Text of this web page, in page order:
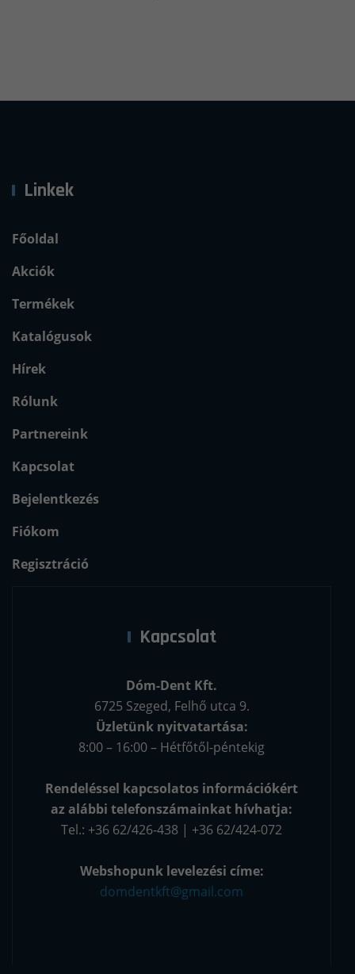
Linkek
Főoldal
Akciók
Termékek
Katalógusok
Hírek
Rólunk
Partnereink
Kapcsolat
Bejelentkezés
Fiókom
Regisztráció
Kapcsolat
Dóm-Dent Kft.
6725 Szeged, Felhő utca 9.
Üzletünk nyitvatartása:
8:00 – 16:00 – Hétfőtől-péntekig
Rendeléssel kapcsolatos információkért
az alábbi telefonszámainkat hívhatja:
Tel.: +36 62/426-438 | +36 62/424-072
Webshopunk levelezési címe:
domdentkft@gmail.com